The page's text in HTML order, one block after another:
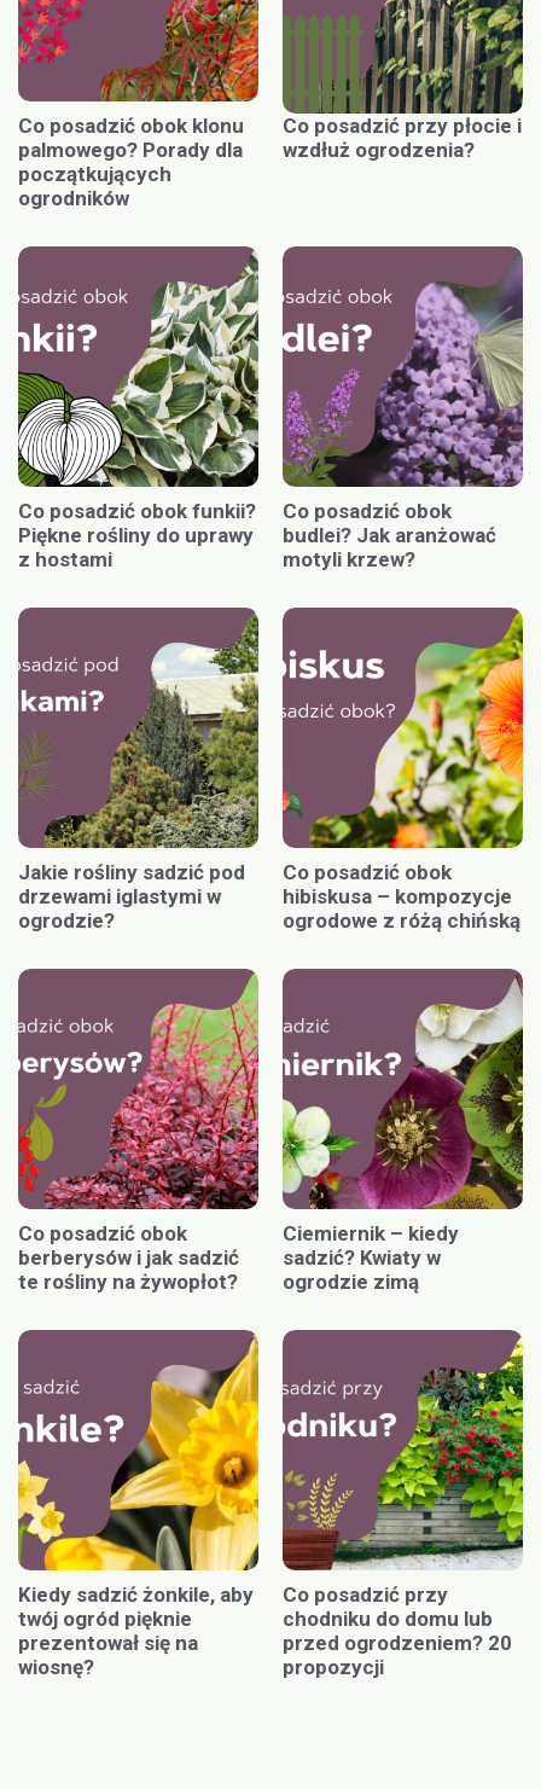
Co posadzić obok klonu
palmowego? Porady dla
początkujących
ogrodników
Co posadzić przy płocie i
wzdłuż ogrodzenia?
Co posadzić obok funkii?
Piękne rośliny do uprawy
z hostami
Co posadzić obok
budlei? Jak aranżować
motyli krzew?
Jakie rośliny sadzić pod
drzewami iglastymi w
ogrodzie?
Co posadzić obok
hibiskusa – kompozycje
ogrodowe z różą chińską
Co posadzić obok
berberysów i jak sadzić
te rośliny na żywopłot?
Ciemiernik – kiedy
sadzić? Kwiaty w
ogrodzie zimą
Kiedy sadzić żonkile, aby
twój ogród pięknie
prezentował się na
wiosnę?
Co posadzić przy
chodniku do domu lub
przed ogrodzeniem? 20
propozycji